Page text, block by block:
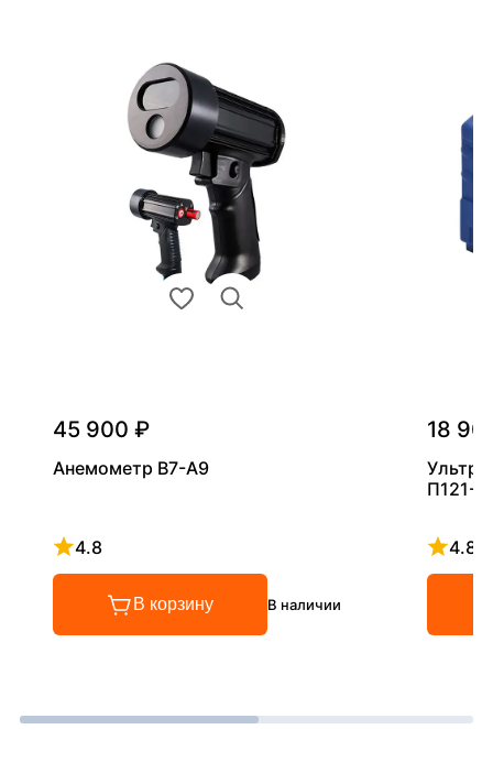
45 900 ₽
Анемометр В7-А9
4.8
Рейтинг 4.8 из 5
В корзину В наличии
18
П121-
4.8